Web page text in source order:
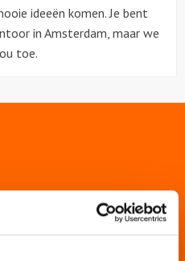
ideeën komen. Je bent
in Amsterdam, maar we
toe.